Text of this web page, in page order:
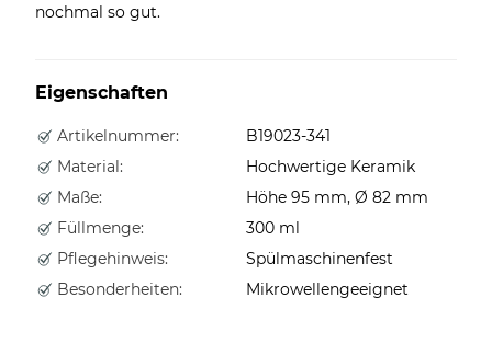
nochmal so gut.
Eigenschaften
Artikelnummer:
B19023-341
Material:
Hochwertige Keramik
Maße:
Höhe 95 mm, Ø 82 mm
Füllmenge:
300 ml
Pflegehinweis:
Spülmaschinenfest
Besonderheiten:
Mikrowellengeeignet